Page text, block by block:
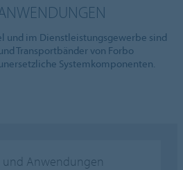
und im Dienstleistungsgewerbe sind
Transportbänder von Forbo
Systemkomponenten.
und Anwendungen